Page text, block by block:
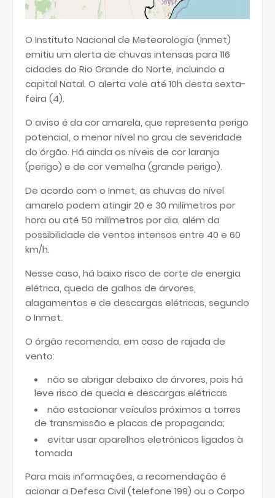
O Instituto Nacional de Meteorologia (Inmet)
emitiu um alerta de chuvas intensas para 116
cidades do Rio Grande do Norte, incluindo a
capital Natal. O alerta vale até 10h desta sexta-
feira (4).
O aviso é da cor amarela, que representa perigo
potencial, o menor nível no grau de severidade
do órgão. Há ainda os níveis de cor laranja
(perigo) e de cor vemelha (grande perigo).
De acordo com o Inmet, as chuvas do nível
amarelo podem atingir 20 e 30 milímetros por
hora ou até 50 milímetros por dia, além da
possibilidade de ventos intensos entre 40 e 60
km/h.
Nesse caso, há baixo risco de corte de energia
elétrica, queda de galhos de árvores,
alagamentos e de descargas elétricas, segundo
o Inmet.
O órgão recomenda, em caso de rajada de
vento:
não se abrigar debaixo de árvores, pois há
leve risco de queda e descargas elétricas
não estacionar veículos próximos a torres
de transmissão e placas de propaganda;
evitar usar aparelhos eletrônicos ligados à
tomada
Para mais informações, a recomendação é
acionar a Defesa Civil (telefone 199) ou o Corpo